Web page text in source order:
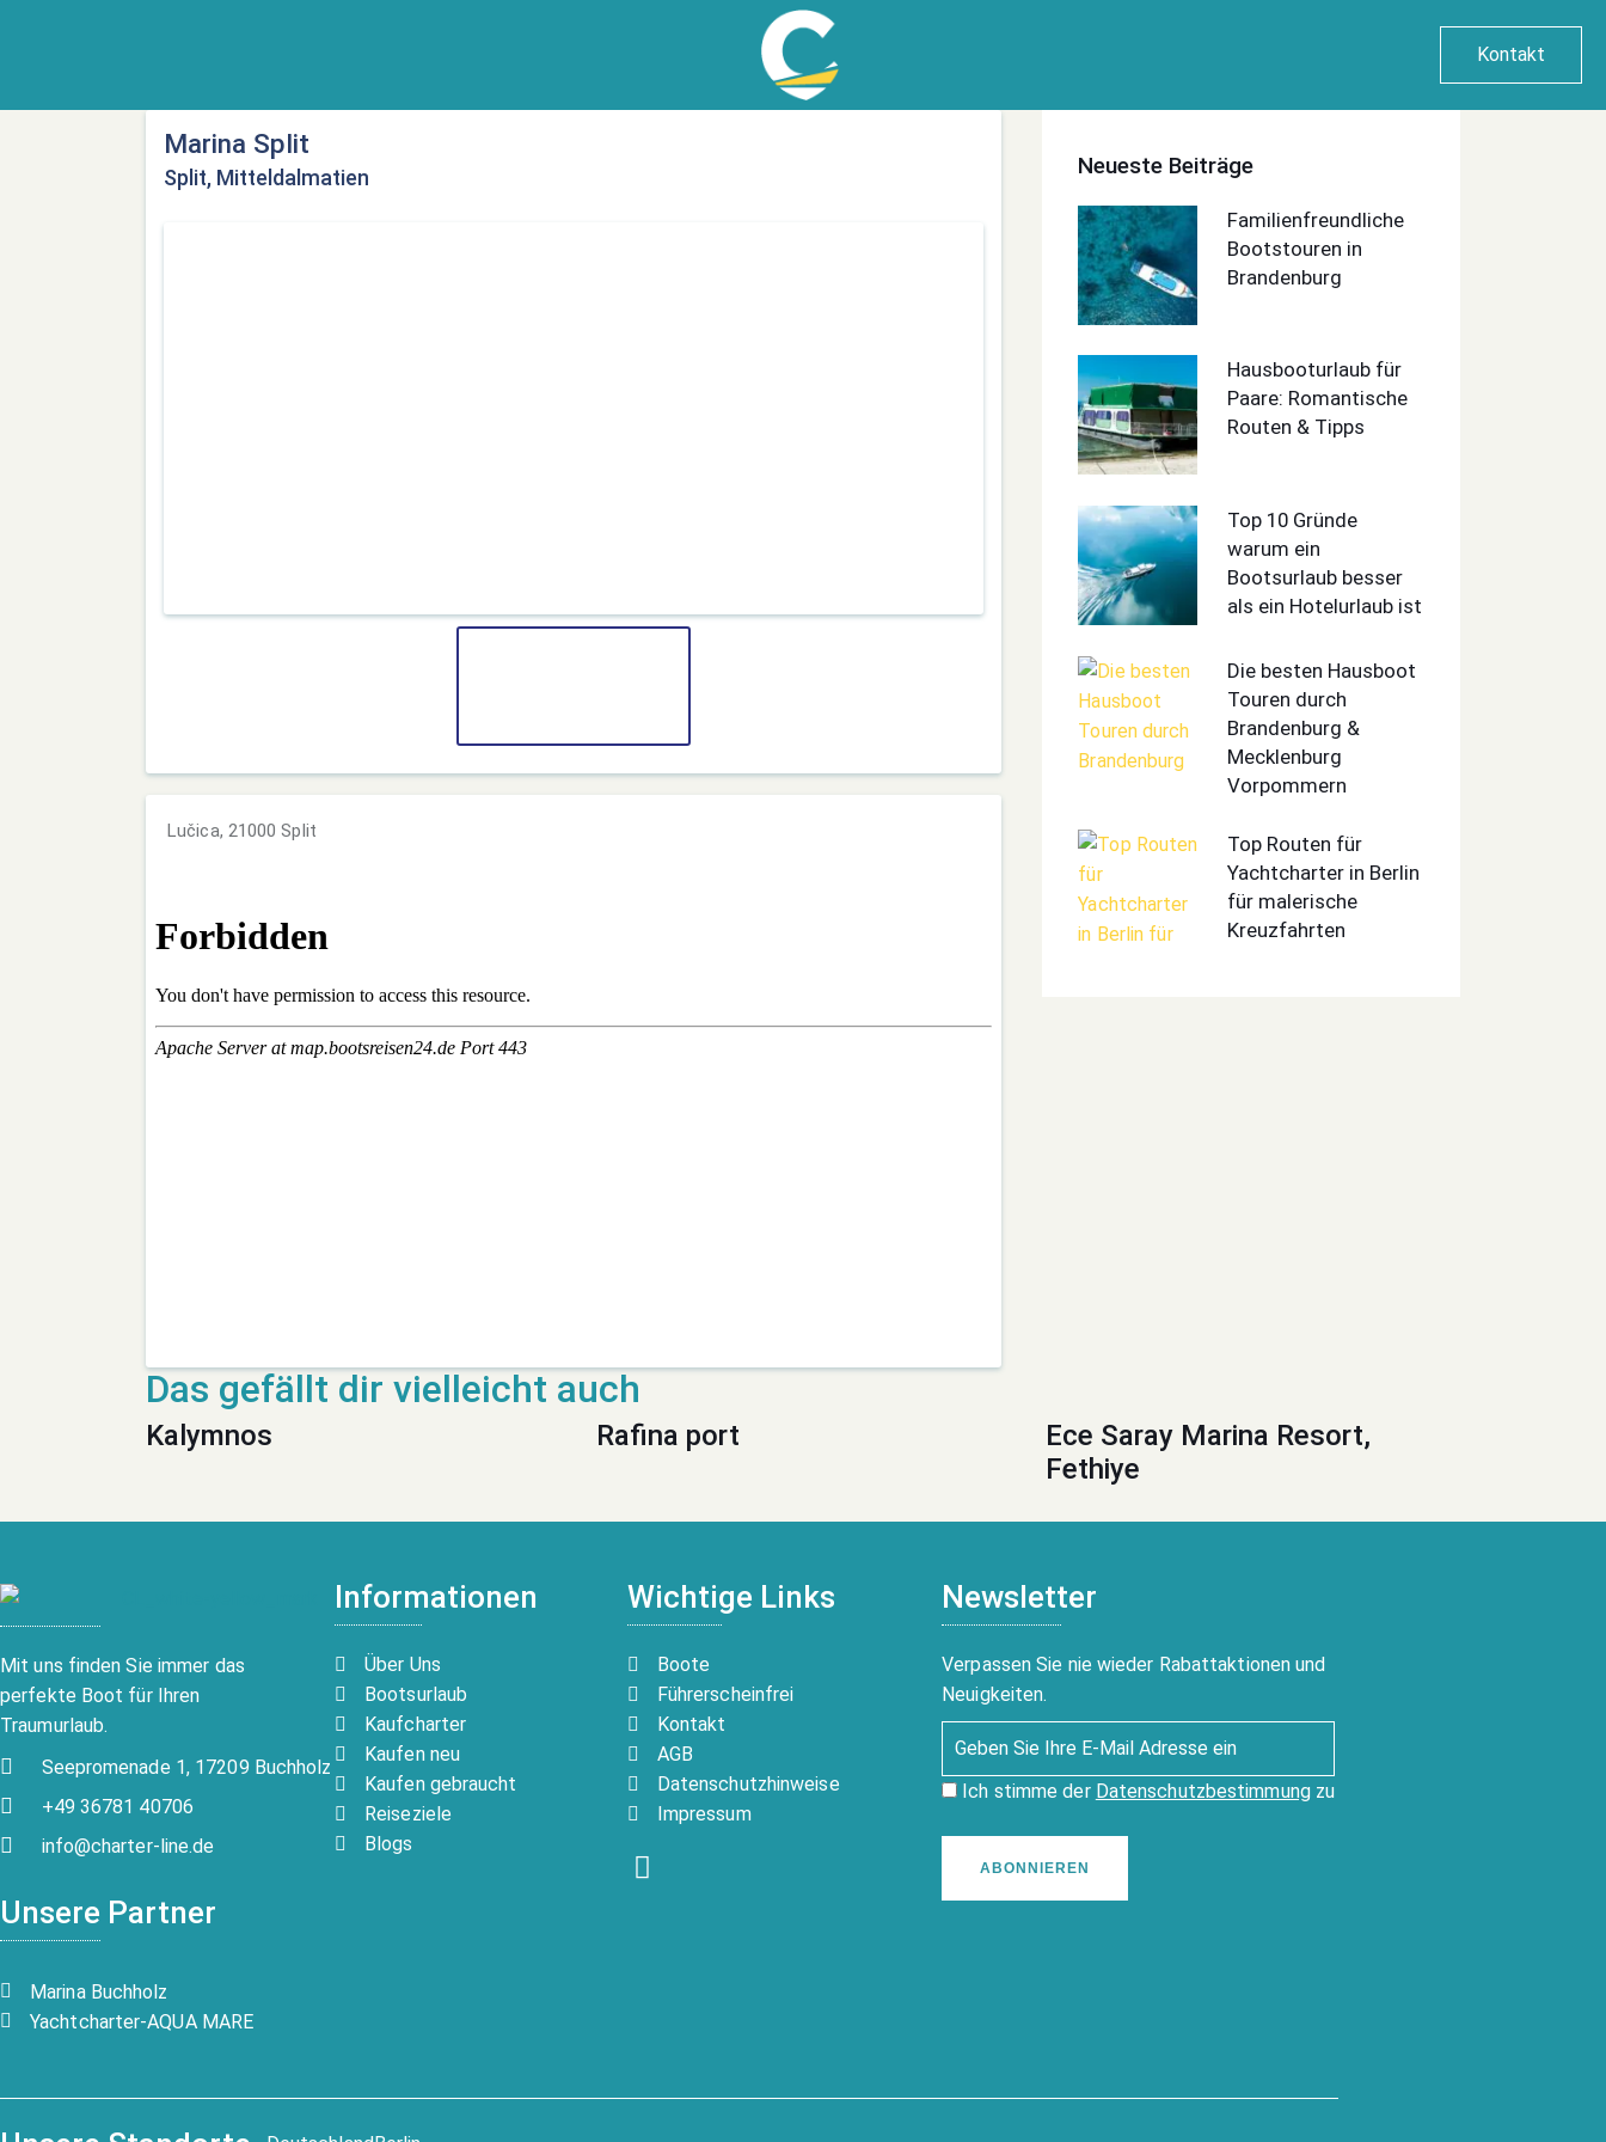
Kontakt
Marina Split
Split, Mitteldalmatien
Lučica, 21000 Split
Neueste Beiträge
Familienfreundliche
Bootstouren in
Brandenburg
Hausbooturlaub für
Paare: Romantische
Routen & Tipps
Top 10 Gründe
warum ein
Bootsurlaub besser
als ein Hotelurlaub ist
Die besten Hausboot
Touren durch
Brandenburg &
Mecklenburg
Vorpommern
Top Routen für
Yachtcharter in Berlin
für malerische
Kreuzfahrten
Kalymnos Rafina port
Ece Saray Marina Resort,
Fethiye
Mit uns finden Sie immer das
perfekte Boot für Ihren
Traumurlaub.
Seepromenade 1, 17209 Buchholz
+49 36781 40706
info@charter-line.de
Unsere Partner
Marina Buchholz
Yachtcharter-AQUA MARE
Informationen
Über Uns
Bootsurlaub
Kaufcharter
Kaufen neu
Kaufen gebraucht
Reiseziele
Blogs
Wichtige Links
Boote
Führerscheinfrei
Kontakt
AGB
Datenschutzhinweise
Impressum
Newsletter
Verpassen Sie nie wieder Rabattaktionen und
Neuigkeiten.
Ich stimme der Datenschutzbestimmungzu
ABONNIEREN